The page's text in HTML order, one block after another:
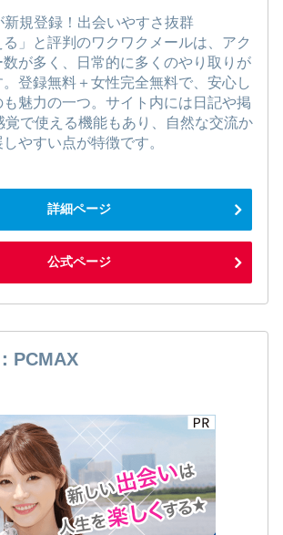
新規登録！出会いやすさ抜群
る」と評判のワクワクメールは、アク
が多く、日常的に多くのやり取りが
登録無料＋女性完全無料で、安心し
魅力の一つ。サイト内には日記や掲
覚で使える機能もあり、自然な交流か
やすい点が特徴です。
詳細ページ
公式ページ
PCMAX